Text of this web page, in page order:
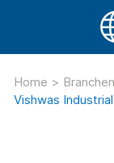
Home >
Vishwas